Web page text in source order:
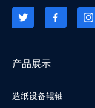
产品展示
造纸设备辊轴